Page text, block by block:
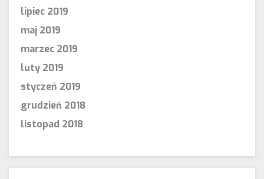
lipiec 2019
maj 2019
marzec 2019
luty 2019
styczeń 2019
grudzień 2018
listopad 2018